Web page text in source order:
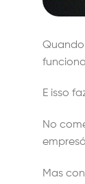
E isso
No
Mas